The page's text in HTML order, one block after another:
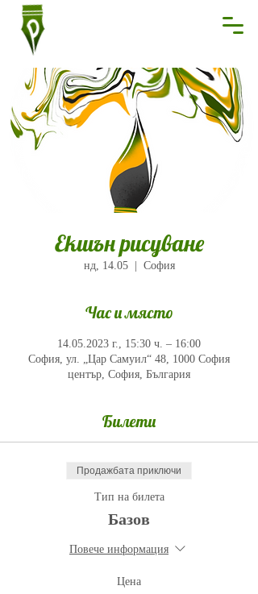
Екшън рисуване
нд, 14.05
  |
София
Час и място
14.05.2023 г., 15:30 ч. – 16:00
София, ул. „Цар Самуил“ 48, 1000 София
център, София, България
Билети
Продажбата приключи
Тип на билета
Базов
Повече информация
Цена